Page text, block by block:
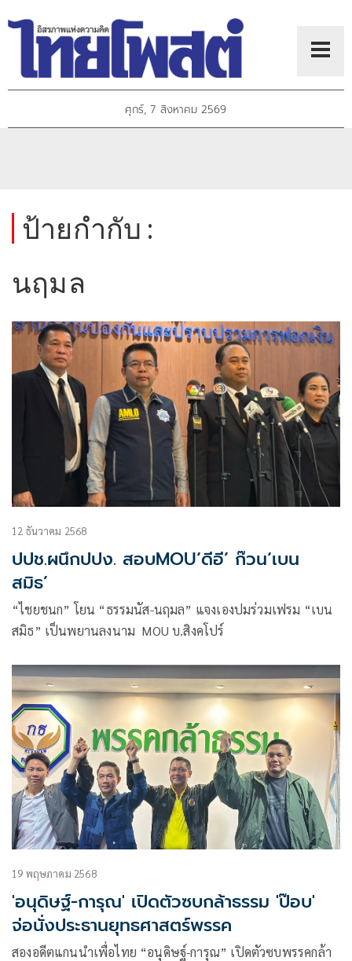
ศุกร์, 7 สิงหาคม 2569
ป้ายกำกับ :
นฤมล
12 ธันวาคม 2568
ปปช.ผนึกปปง. สอบMOU‘ดีอี’ ก๊วน‘เบน
สมิธ’
“ไชยชนก” โยน “ธรรมนัส-นฤมล” แจงเองปมร่วมเฟรม “เบน
สมิธ” เป็นพยานลงนาม MOU บ.สิงคโปร์
19 พฤษภาคม 2568
'อนุดิษฐ์-การุณ' เปิดตัวซบกล้าธรรม 'ป๊อบ'
จ่อนั่งประธานยุทธศาสตร์พรรค
สองอดีตแกนนำเพื่อไทย “อนุดิษฐ์-การุณ” เปิดตัวซบพรรคกล้า